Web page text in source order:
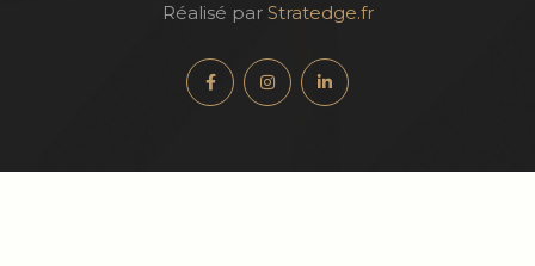
Réalisé par Stratedge.fr